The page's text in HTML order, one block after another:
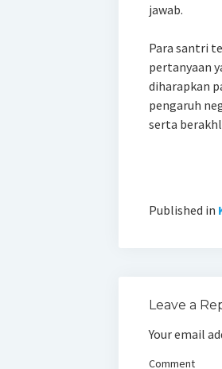
jawab.
Para santri
pertanyaan
diharapkan
pengaruh
serta
Published in
Leave a
Your email
Comment